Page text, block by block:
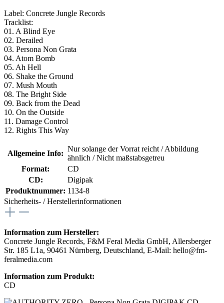
Label: Concrete Jungle Records
Tracklist:
01. A Blind Eye
02. Derailed
03. Persona Non Grata
04. Atom Bomb
05. Ah Hell
06. Shake the Ground
07. Mush Mouth
08. The Bright Side
09. Back from the Dead
10. On the Outside
11. Damage Control
12. Rights This Way
Allgemeine Info:
Nur solange der Vorrat reicht / Abbildung
ähnlich / Nicht maßstabsgetreu
Format:
CD
CD:
Digipak
Produktnummer: 1134-8
Sicherheits- / Herstellerinformationen
Information zum Hersteller:
Concrete Jungle Records, F&M Feral Media GmbH, Allersberger
Str. 185 L1a, 90461 Nürnberg, Deutschland, E-Mail: hello@fm-
feralmedia.com
Information zum Produkt:
CD